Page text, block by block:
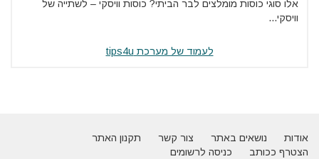
אלו סוגי כוסות מומלצים לבר הביתי? כוסות וויסקי – לשתייה של
וויסקי...
לעמוד של מערכת tips4u
אודות נושאים באתר צור קשר
תקנון האתר
הצטרף ככותב
כניסה לרשומים